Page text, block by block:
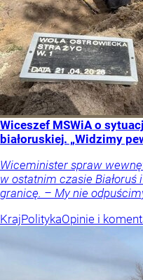
Wiceszef MSWiA o
białoruskiej. „Widzimy
Wiceminister spraw
w ostatnim czasie
granicę. – My nie
KrajPolitykaOpinie i